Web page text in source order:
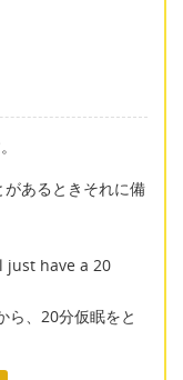
あるときそれに備
just have a 20
ら、20分仮眠をと